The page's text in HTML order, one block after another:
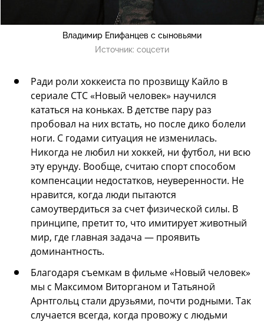
Владимир Епифанцев с сыновьями
Источник: соцсети
Ради роли хоккеиста по прозвищу Кайло в
сериале СТС «Новый человек» научился
кататься на коньках. В детстве пару раз
пробовал на них встать, но после дико болели
ноги. С годами ситуация не изменилась.
Никогда не любил ни хоккей, ни футбол, ни всю
эту ерунду. Вообще, считаю спорт способом
компенсации недостатков, неуверенности. Не
нравится, когда люди пытаются
самоутвердиться за счет физической силы. В
принципе, претит то, что имитирует животный
мир, где главная задача — проявить
доминантность.
Благодаря съемкам в фильме «Новый человек»
мы с Максимом Виторганом и Татьяной
Арнтгольц стали друзьями, почти родными. Так
случается всегда, когда провожу с людьми